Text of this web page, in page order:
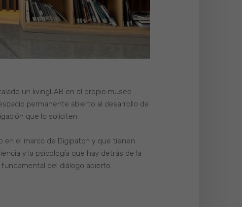
un livingLAB en el propio museo
permanente abierto al desarrollo de
que lo soliciten.
en el marco de Digipatch y que tienen
y la psicología que hay detrás de la
del diálogo abierto.